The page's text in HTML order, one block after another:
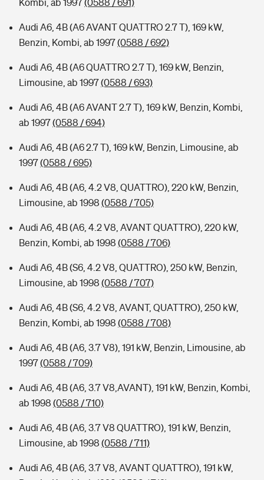
Kombi, ab 1997(0588 / 691)
Audi A6, 4B (A6 AVANT QUATTRO 2.7 T), 169 kW,
Benzin, Kombi, ab 1997(0588 / 692)
Audi A6, 4B (A6 QUATTRO 2.7 T), 169 kW, Benzin,
Limousine, ab 1997(0588 / 693)
Audi A6, 4B (A6 AVANT 2.7 T), 169 kW, Benzin, Kombi,
ab 1997(0588 / 694)
Audi A6, 4B (A6 2.7 T), 169 kW, Benzin, Limousine, ab
1997(0588 / 695)
Audi A6, 4B (A6, 4.2 V8, QUATTRO), 220 kW, Benzin,
Limousine, ab 1998 (0588 / 705)
Audi A6, 4B (A6, 4.2 V8, AVANT QUATTRO), 220 kW,
Benzin, Kombi, ab 1998 (0588 / 706)
Audi A6, 4B (S6, 4.2 V8, QUATTRO), 250 kW, Benzin,
Limousine, ab 1998 (0588 / 707)
Audi A6, 4B (S6, 4.2 V8, AVANT, QUATTRO), 250 kW,
Benzin, Kombi, ab 1998 (0588 / 708)
Audi A6, 4B (A6, 3.7 V8), 191 kW, Benzin, Limousine, ab
1997(0588 / 709)
Audi A6, 4B (A6, 3.7 V8,AVANT), 191 kW, Benzin, Kombi,
ab 1998 (0588 / 710)
Audi A6, 4B (A6, 3.7 V8 QUATTRO), 191 kW, Benzin,
Limousine, ab 1998 (0588 / 711)
Audi A6, 4B (A6, 3.7 V8, AVANT QUATTRO), 191 kW,